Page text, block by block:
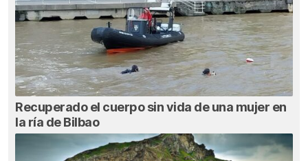
Recuperado el cuerpo sin vida de una mujer en
la ría de Bilbao